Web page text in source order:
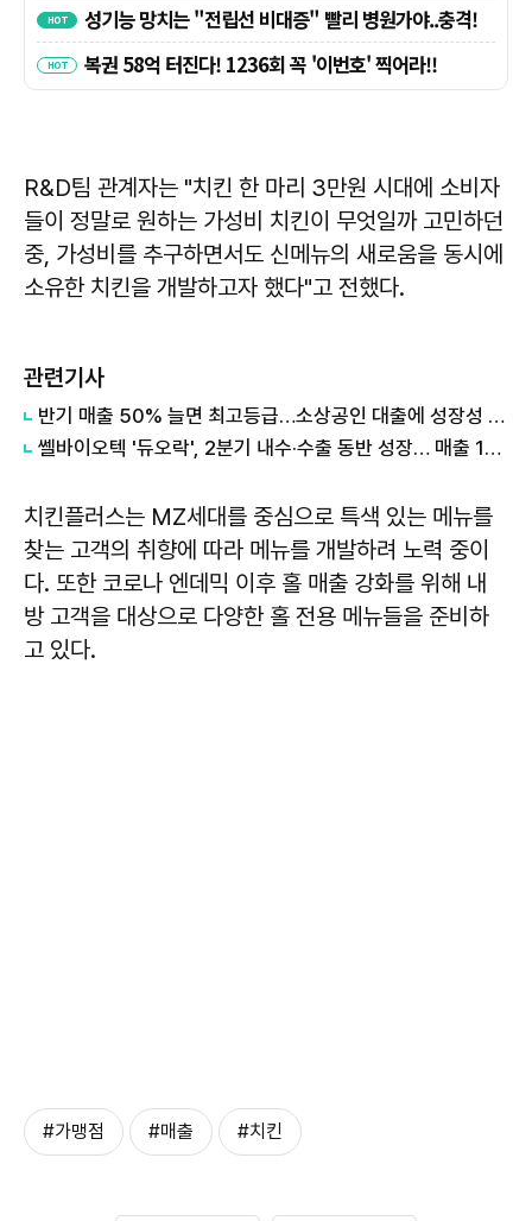
R&D팀 관계자는 "치킨 한 마리 3만원 시대에 소비자
들이 정말로 원하는 가성비 치킨이 무엇일까 고민하던
중, 가성비를 추구하면서도 신메뉴의 새로움을 동시에
소유한 치킨을 개발하고자 했다"고 전했다.
관련기사
반기 매출 50% 늘면 최고등급…소상공인 대출에 성장성 반영
쎌바이오텍 '듀오락', 2분기 내수·수출 동반 성장… 매출 158억원
치킨플러스는 MZ세대를 중심으로 특색 있는 메뉴를
찾는 고객의 취향에 따라 메뉴를 개발하려 노력 중이
다. 또한 코로나 엔데믹 이후 홀 매출 강화를 위해 내
방 고객을 대상으로 다양한 홀 전용 메뉴들을 준비하
고 있다.
#가맹점 #매출 #치킨